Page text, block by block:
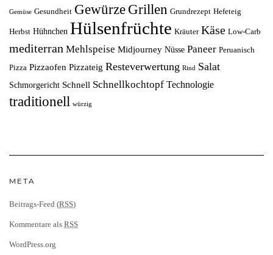
Gemüse Gesundheit Gewürze Grillen Grundrezept Hefeteig
Herbst Hühnchen Hülsenfrüchte Kräuter Käse Low-Carb
mediterran Mehlspeise Midjourney Nüsse Paneer Peruanisch
Pizza Pizzaofen Pizzateig Resteverwertung Rind Salat
Schmorgericht Schnell Schnellkochtopf Technologie
traditionell würzig
META
Beitrags-Feed (RSS)
Kommentare als RSS
WordPress.org